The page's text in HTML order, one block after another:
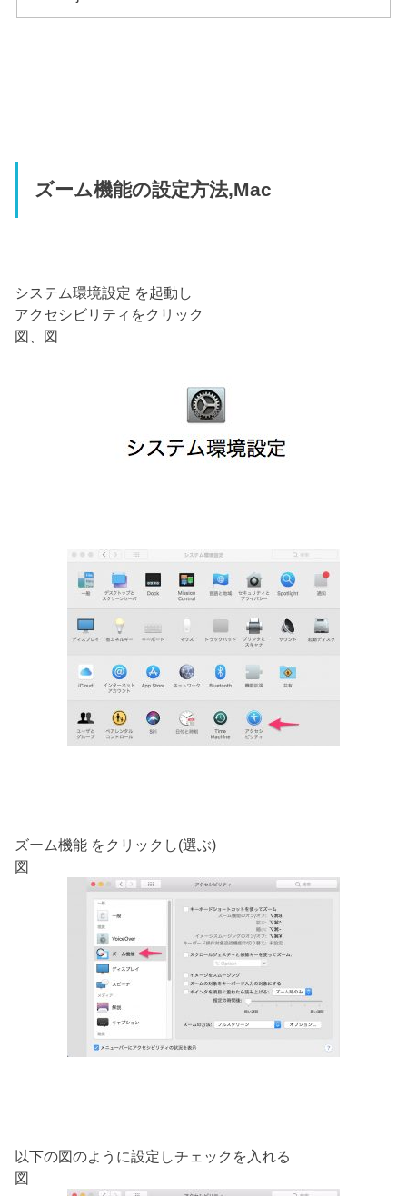
ズーム機能の設定方法,Mac
システム環境設定 を起動し
アクセシビリティをクリック
図、図
ズーム機能 をクリックし(選ぶ)
図
以下の図のように設定しチェックを入れる
図